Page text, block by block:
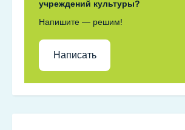
учреждений культуры?
Напишите — решим!
Написать